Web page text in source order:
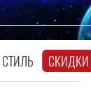
СТИЛЬ СКИДКИ